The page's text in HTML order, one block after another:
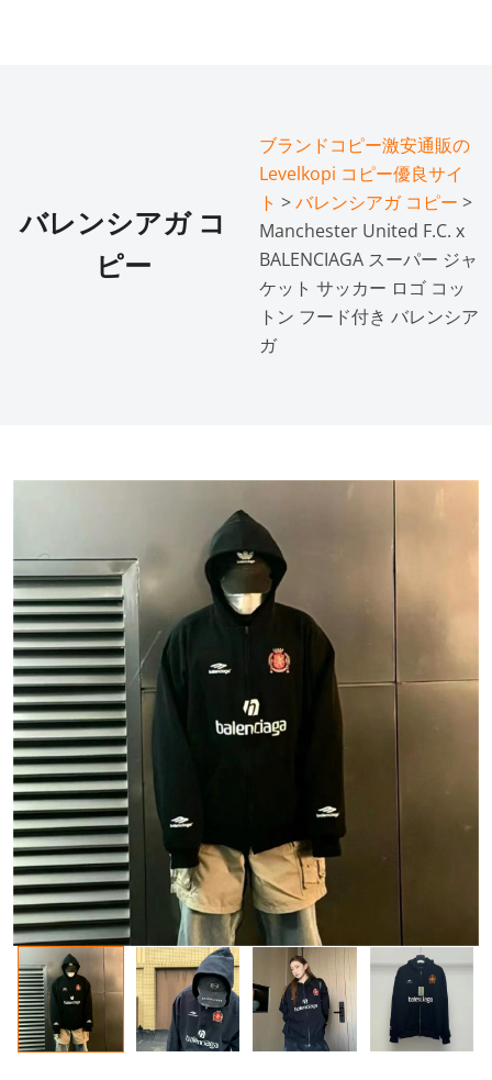
バレンシアガ コ
ピー
ブランドコピー激安通販の
Levelkopi コピー優良サイ
ト >バレンシアガ コピー >
Manchester United F.C. x
BALENCIAGA スーパー ジャ
ケット サッカー ロゴ コッ
トン フード付き バレンシア
ガ